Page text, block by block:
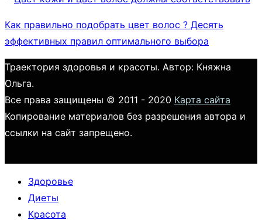
Как правильно подобрать цвет волос ? Десять
эффективных правил оптимального выбора
Траектория здоровья и красоты. Автор: Княжна
Ольга.
Все права защищены © 2011 - 2020 Карта сайта
Копирование материалов без разрешения автора и
ссылки на сайт запрещено.
Здоровье
Диеты
Красота